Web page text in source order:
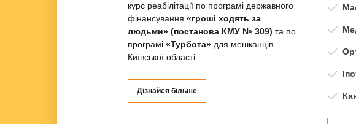
курс реабілітації по програмі державного
фінансування«гроші ходять за
людьми» (постанова КМУ № 309) та по
програмі«Турбота» для мешканців
Київської області
Дізнайся більше